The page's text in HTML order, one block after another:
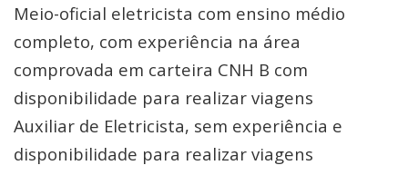
Meio-oficial eletricista com ensino médio
completo, com experiência na área
comprovada em carteira CNH B com
disponibilidade para realizar viagens
Auxiliar de Eletricista, sem experiência e
disponibilidade para realizar viagens